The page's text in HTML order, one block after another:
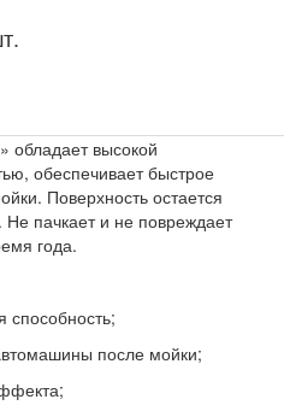
обладает высокой
обеспечивает быстрое
Поверхность остается
пачкает и не повреждает
года.
после мойки;